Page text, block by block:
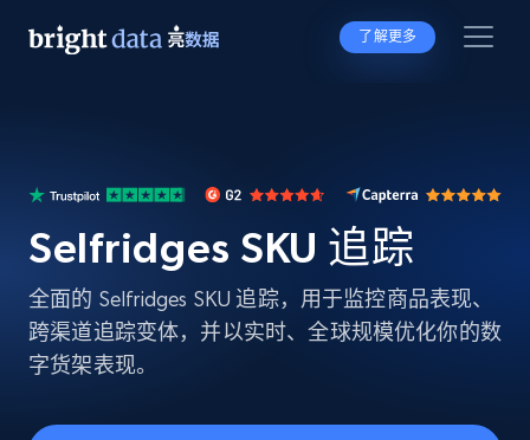
了解更多
Selfridges SKU 追踪
全面的 Selfridges SKU 追踪，用于监控商品表现、
跨渠道追踪变体，并以实时、全球规模优化你的数
字货架表现。